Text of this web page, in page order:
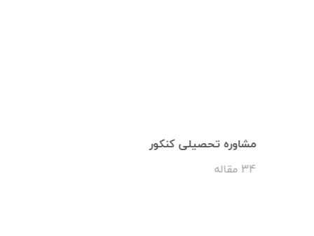
مشاوره تحصیلی کنکور
34 مقاله